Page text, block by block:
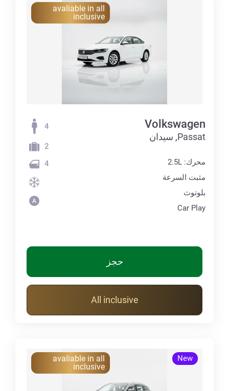
avaliable in all
inclusive
Volkswagen
Passat, سيدان
محرك: 2.5L
مثبت السرعة
بلوتوث
Car Play
4
2
4
حجز
All inclusive
New
avaliable in all
inclusive